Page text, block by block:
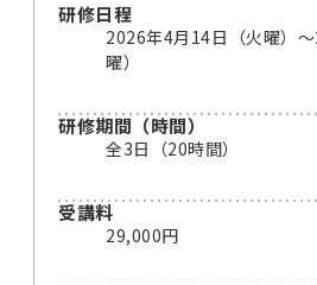
研修日程
2026年4月14日（火曜）
曜）
研修期間（時間）
全3日（20時間）
受講料
29,000円